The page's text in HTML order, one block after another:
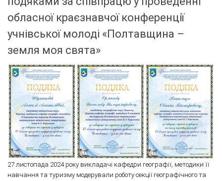
обласної краєзнавчої конференції
учнівської молоді «Полтавщина –
земля моя свята»
27 листопада 2024 року викладачі кафедри географії, методики її
навчання та туризму модерували роботу секції географічного та